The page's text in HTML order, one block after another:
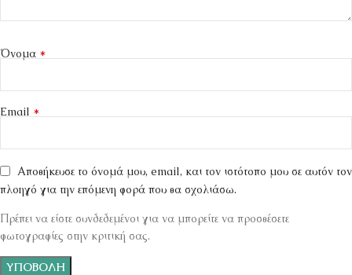
Όνομα *
Email *
Αποθήκευσε το όνομά μου, email, και τον ιστότοπο μου σε αυτόν τον
πλοηγό για την επόμενη φορά που θα σχολιάσω.
Πρέπει να είστε συνδεδεμένοι για να μπορείτε να προσθέσετε
φωτογραφίες στην κριτική σας.